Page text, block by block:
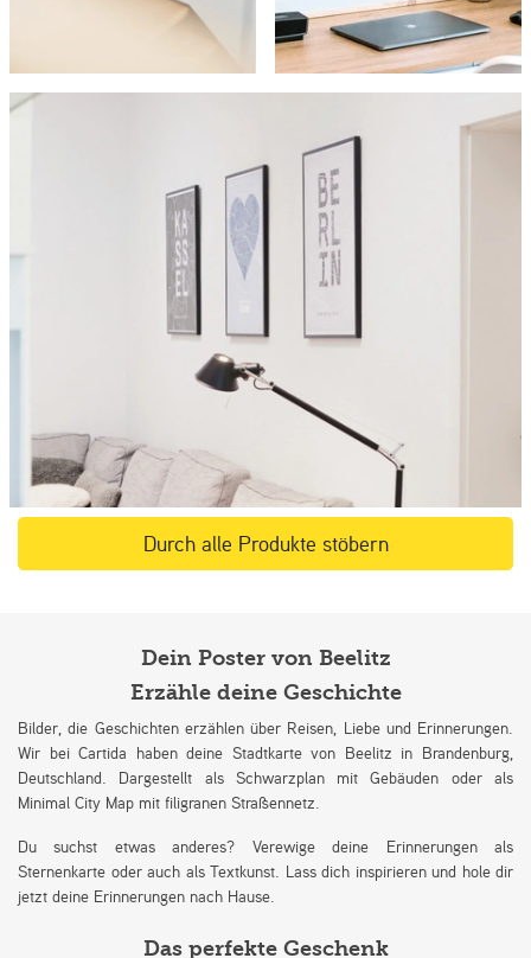
Durch alle Produkte stöbern
Dein Poster von Beelitz
Erzähle deine Geschichte
Bilder, die Geschichten erzählen über Reisen, Liebe und Erinnerungen.
Wir bei Cartida haben deine Stadtkarte von Beelitz in Brandenburg,
Deutschland. Dargestellt als Schwarzplan mit Gebäuden oder als
Minimal City Map mit filigranen Straßennetz.
Du suchst etwas anderes? Verewige deine Erinnerungen als
Sternenkarte oder auch als Textkunst. Lass dich inspirieren und hole dir
jetzt deine Erinnerungen nach Hause.
Das perfekte Geschenk